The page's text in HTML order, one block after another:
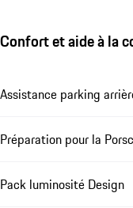
Confort et aide à la
Assistance parking
Préparation pour la
Pack luminosité Design